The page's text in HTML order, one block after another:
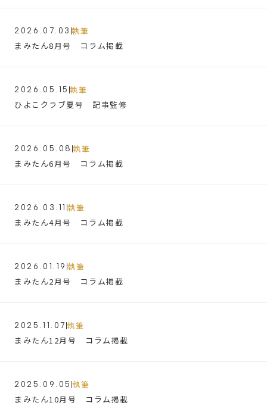
2026.07.03 執筆
まみたん8月号 コラム掲載
2026.05.15 執筆
ひよこクラブ夏号 記事監修
2026.05.08 執筆
まみたん6月号 コラム掲載
2026.03.11 執筆
まみたん4月号 コラム掲載
2026.01.19 執筆
まみたん2月号 コラム掲載
2025.11.07 執筆
まみたん12月号 コラム掲載
2025.09.05 執筆
まみたん10月号 コラム掲載